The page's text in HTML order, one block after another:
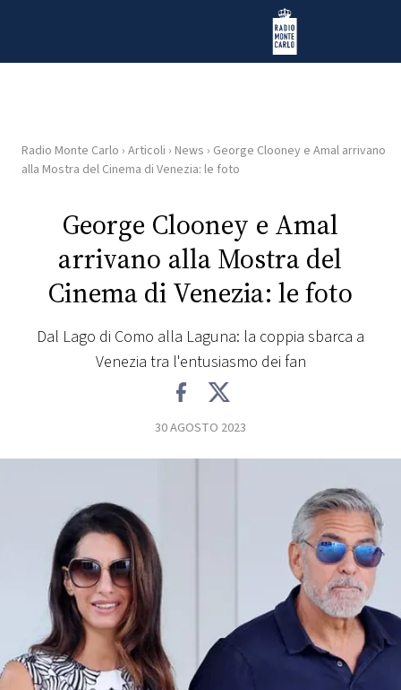
Radio Monte Carlo
HOME
RADIO
WEB
RADIO
PLAYLIST
EVENTI
VIDEO
TV
Radio Monte Carlo › Articoli › News › George Clooney e Amal arrivano
alla Mostra del Cinema di Venezia: le foto
George Clooney e Amal
arrivano alla Mostra del
Cinema di Venezia: le foto
Dal Lago di Como alla Laguna: la coppia sbarca a
Venezia tra l'entusiasmo dei fan
30 AGOSTO 2023